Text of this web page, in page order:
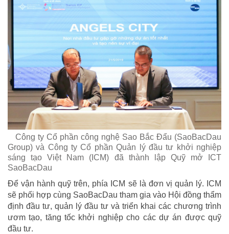
Công ty Cổ phần công nghệ Sao Bắc Đẩu (SaoBacDau
Group) và Công ty Cổ phần Quản lý đầu tư khởi nghiệp
sáng tạo Việt Nam (ICM) đã thành lập Quỹ mở ICT
SaoBacDau
Để vận hành quỹ trên, phía ICM sẽ là đơn vị quản lý. ICM
sẽ phối hợp cùng SaoBacDau tham gia vào Hội đồng thẩm
định đầu tư, quản lý đầu tư và triển khai các chương trình
ươm tạo, tăng tốc khởi nghiệp cho các dự án được quỹ
đầu tư.